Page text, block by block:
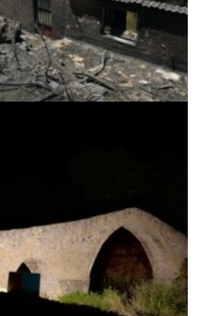
των δήμων της Δυτικής
καταστροφική
με έργα άνω των 111.000